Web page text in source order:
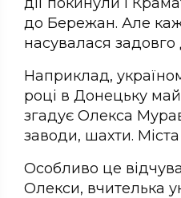
до Бережан. Але
насувалася задовго
Наприклад,
році в Донецьку
згадує Олекса
заводи, шахти.
Особливо це
Олекси, вчителька